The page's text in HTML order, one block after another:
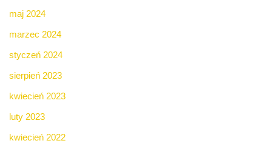
maj 2024
marzec 2024
styczeń 2024
sierpień 2023
kwiecień 2023
luty 2023
kwiecień 2022